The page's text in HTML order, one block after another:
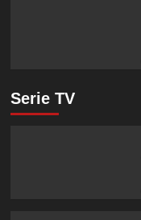
Serie TV